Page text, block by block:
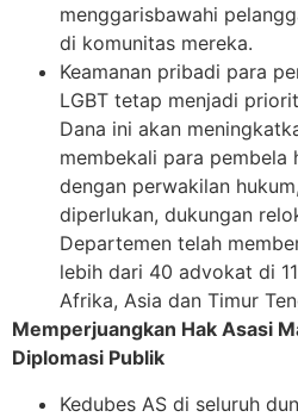
menggarisbawahi
di komunitas mereka.
Keamanan pribadi para
LGBT tetap menjadi
Dana ini akan
membekali para pembela
dengan perwakilan
diperlukan, dukungan
Departemen telah
lebih dari 40 advokat di
Afrika, Asia dan Timur
Memperjuangkan Hak Asasi
Diplomasi Publik
Kedubes AS di seluruh